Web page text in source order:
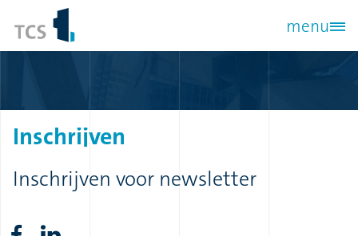
menu
naar
inhoud
gaan
Inschrijven
Inschrijven voor newsletter